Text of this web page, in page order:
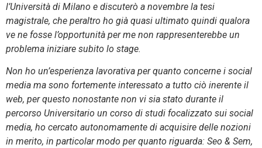
l’Università di Milano e discuterò a novembre la tesi
magistrale, che peraltro ho già quasi ultimato quindi qualora
ve ne fosse l’opportunità per me non rappresenterebbe un
problema iniziare subito lo stage.
Non ho un’esperienza lavorativa per quanto concerne i social
media ma sono fortemente interessato a tutto ciò inerente il
web, per questo nonostante non vi sia stato durante il
percorso Universitario un corso di studi focalizzato sui social
media, ho cercato autonomamente di acquisire delle nozioni
in merito, in particolar modo per quanto riguarda: Seo & Sem,